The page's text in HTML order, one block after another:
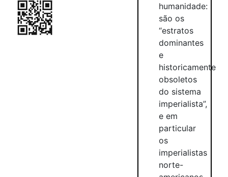
humanidade:
são os
“estratos
dominantes
e
historicamente
obsoletos
do sistema
imperialista”,
e em
particular
os
imperialistas
norte-